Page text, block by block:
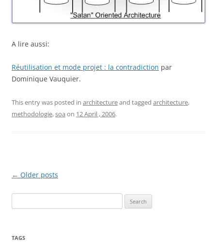
A lire aussi:
Réutilisation et mode projet : la contradiction par
Dominique Vauquier.
This entry was posted in architectureand tagged architecture,
methodologie,soa on 12 April , 2006.
Post
← Older posts
for:
TAGS